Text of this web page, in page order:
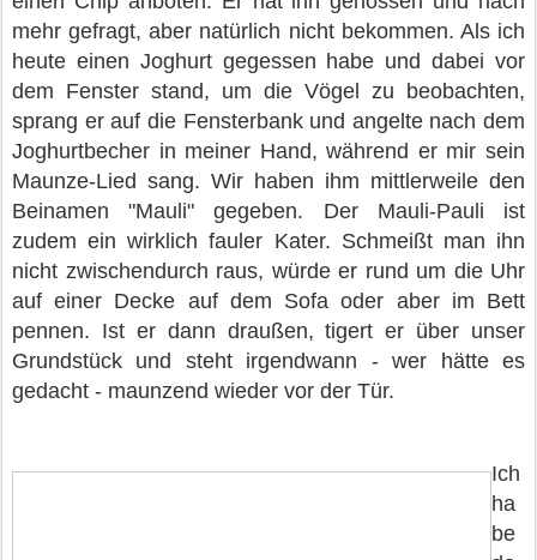
mehr gefragt, aber natürlich nicht bekommen. Als ich
heute einen Joghurt gegessen habe und dabei vor
dem Fenster stand, um die Vögel zu beobachten,
sprang er auf die Fensterbank und angelte nach dem
Joghurtbecher in meiner Hand, während er mir sein
Maunze-Lied sang. Wir haben ihm mittlerweile den
Beinamen "Mauli" gegeben. Der Mauli-Pauli ist
zudem ein wirklich fauler Kater. Schmeißt man ihn
nicht zwischendurch raus, würde er rund um die Uhr
auf einer Decke auf dem Sofa oder aber im Bett
pennen. Ist er dann draußen, tigert er über unser
Grundstück und steht irgendwann - wer hätte es
gedacht - maunzend wieder vor der Tür.
Ich
ha
be